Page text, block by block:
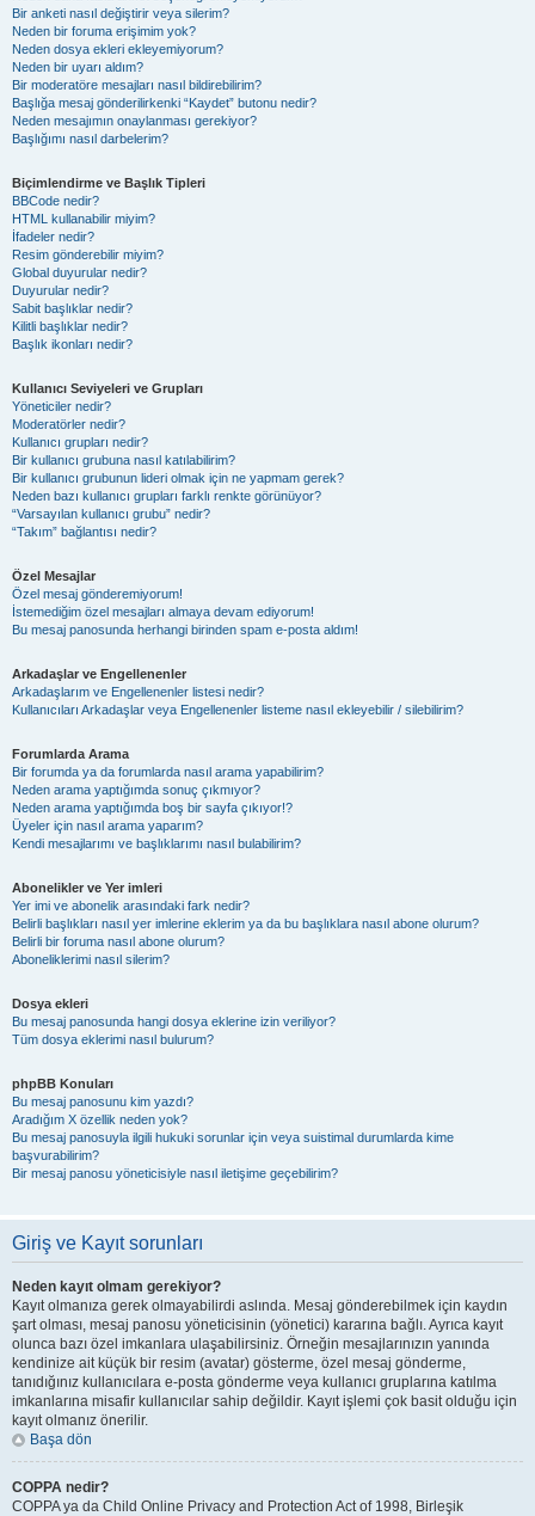
Bir anketi nasıl değiştirir veya silerim?
Neden bir foruma erişimim yok?
Neden dosya ekleri ekleyemiyorum?
Neden bir uyarı aldım?
Bir moderatöre mesajları nasıl bildirebilirim?
Başlığa mesaj gönderilirkenki “Kaydet” butonu nedir?
Neden mesajımın onaylanması gerekiyor?
Başlığımı nasıl darbelerim?
Biçimlendirme ve Başlık Tipleri
BBCode nedir?
HTML kullanabilir miyim?
İfadeler nedir?
Resim gönderebilir miyim?
Global duyurular nedir?
Duyurular nedir?
Sabit başlıklar nedir?
Kilitli başlıklar nedir?
Başlık ikonları nedir?
Kullanıcı Seviyeleri ve Grupları
Yöneticiler nedir?
Moderatörler nedir?
Kullanıcı grupları nedir?
Bir kullanıcı grubuna nasıl katılabilirim?
Bir kullanıcı grubunun lideri olmak için ne yapmam gerek?
Neden bazı kullanıcı grupları farklı renkte görünüyor?
“Varsayılan kullanıcı grubu” nedir?
“Takım” bağlantısı nedir?
Özel Mesajlar
Özel mesaj gönderemiyorum!
İstemediğim özel mesajları almaya devam ediyorum!
Bu mesaj panosunda herhangi birinden spam e-posta aldım!
Arkadaşlar ve Engellenenler
Arkadaşlarım ve Engellenenler listesi nedir?
Kullanıcıları Arkadaşlar veya Engellenenler listeme nasıl ekleyebilir / silebilirim?
Forumlarda Arama
Bir forumda ya da forumlarda nasıl arama yapabilirim?
Neden arama yaptığımda sonuç çıkmıyor?
Neden arama yaptığımda boş bir sayfa çıkıyor!?
Üyeler için nasıl arama yaparım?
Kendi mesajlarımı ve başlıklarımı nasıl bulabilirim?
Abonelikler ve Yer imleri
Yer imi ve abonelik arasındaki fark nedir?
Belirli başlıkları nasıl yer imlerine eklerim ya da bu başlıklara nasıl abone olurum?
Belirli bir foruma nasıl abone olurum?
Aboneliklerimi nasıl silerim?
Dosya ekleri
Bu mesaj panosunda hangi dosya eklerine izin veriliyor?
Tüm dosya eklerimi nasıl bulurum?
phpBB Konuları
Bu mesaj panosunu kim yazdı?
Aradığım X özellik neden yok?
Bu mesaj panosuyla ilgili hukuki sorunlar için veya suistimal durumlarda kime
başvurabilirim?
Bir mesaj panosu yöneticisiyle nasıl iletişime geçebilirim?
Giriş ve Kayıt sorunları
Neden kayıt olmam gerekiyor?
Kayıt olmanıza gerek olmayabilirdi aslında. Mesaj gönderebilmek için kaydın
şart olması, mesaj panosu yöneticisinin (yönetici) kararına bağlı. Ayrıca kayıt
olunca bazı özel imkanlara ulaşabilirsiniz. Örneğin mesajlarınızın yanında
kendinize ait küçük bir resim (avatar) gösterme, özel mesaj gönderme,
tanıdığınız kullanıcılara e-posta gönderme veya kullanıcı gruplarına katılma
imkanlarına misafir kullanıcılar sahip değildir. Kayıt işlemi çok basit olduğu için
kayıt olmanız önerilir.
Başa dön
COPPA nedir?
COPPA ya da Child Online Privacy and Protection Act of 1998, Birleşik